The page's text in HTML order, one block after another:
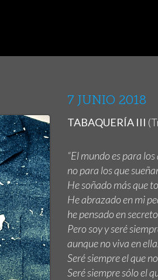
7 JUNIO 2018
TABAQUERÍA III
“El mundo es para
no para los que
He soñado más que
He abrazado en mi
he pensado en
Pero soy y seré
aunque no viva en ella.
Seré siempre el que
Seré siempre sólo el